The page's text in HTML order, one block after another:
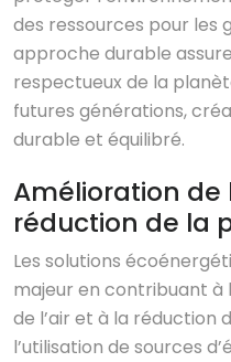
des ressources pour les
approche durable
respectueux de la
futures générations,
durable et équilibré.
Amélioration de
réduction de la
Les solutions
majeur en contribuant à
de l’air et à la réduction
l’utilisation de sources